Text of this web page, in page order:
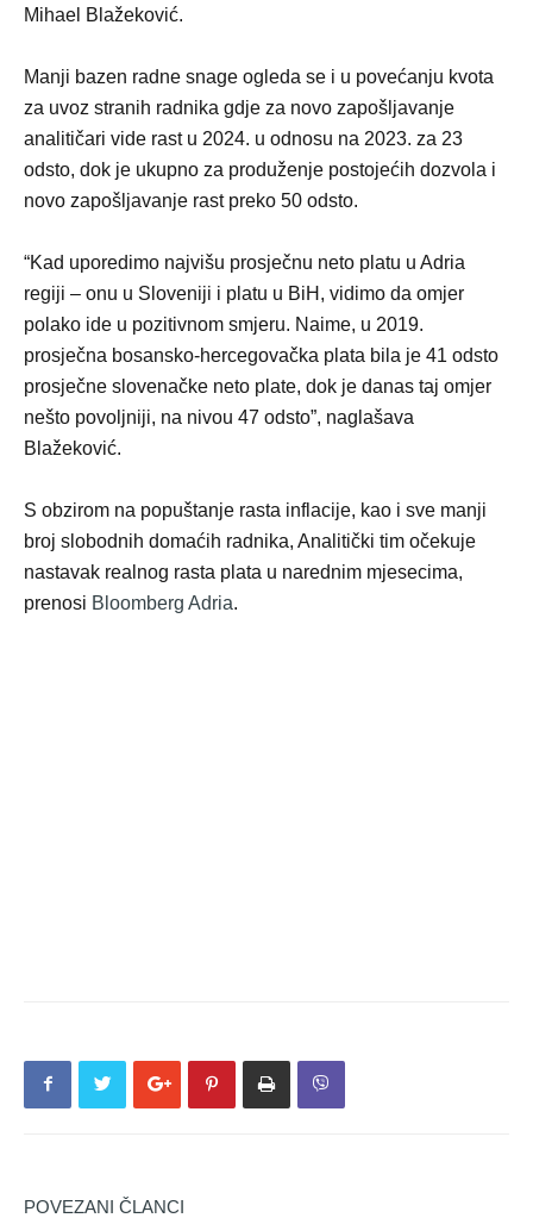
Mihael Blažeković.
Manji bazen radne snage ogleda se i u povećanju kvota
za uvoz stranih radnika gdje za novo zapošljavanje
analitičari vide rast u 2024. u odnosu na 2023. za 23
odsto, dok je ukupno za produženje postojećih dozvola i
novo zapošljavanje rast preko 50 odsto.
“Kad uporedimo najvišu prosječnu neto platu u Adria
regiji – onu u Sloveniji i platu u BiH, vidimo da omjer
polako ide u pozitivnom smjeru. Naime, u 2019.
prosječna bosansko-hercegovačka plata bila je 41 odsto
prosječne slovenačke neto plate, dok je danas taj omjer
nešto povoljniji, na nivou 47 odsto”, naglašava
Blažeković.
S obzirom na popuštanje rasta inflacije, kao i sve manji
broj slobodnih domaćih radnika, Analitički tim očekuje
nastavak realnog rasta plata u narednim mjesecima,
prenosi Bloomberg Adria.
POVEZANI ČLANCI